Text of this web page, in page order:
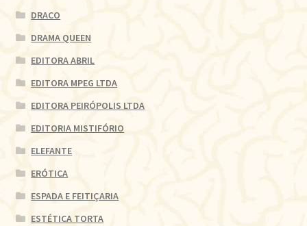
DRACO
DRAMA QUEEN
EDITORA ABRIL
EDITORA MPEG LTDA
EDITORA PEIRÓPOLIS LTDA
EDITORIA MISTIFÓRIO
ELEFANTE
ERÓTICA
ESPADA E FEITIÇARIA
ESTÉTICA TORTA